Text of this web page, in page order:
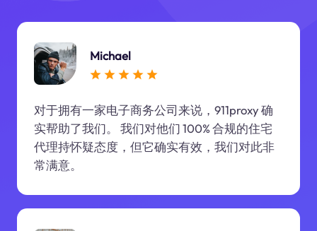
Michael
对于拥有一家电子商务公司来说，911proxy 确
实帮助了我们。 我们对他们 100% 合规的住宅
代理持怀疑态度，但它确实有效，我们对此非
常满意。